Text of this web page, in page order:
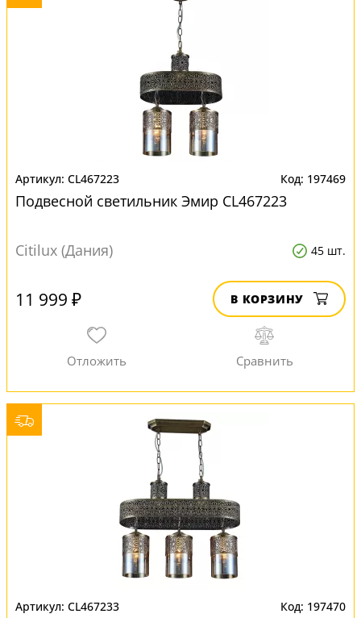
CL467223 197469
Подвесной светильник Эмир CL467223
Citilux (Дания) 45 шт.
11 999 ₽ В КОРЗИНУ
CL467233 197470